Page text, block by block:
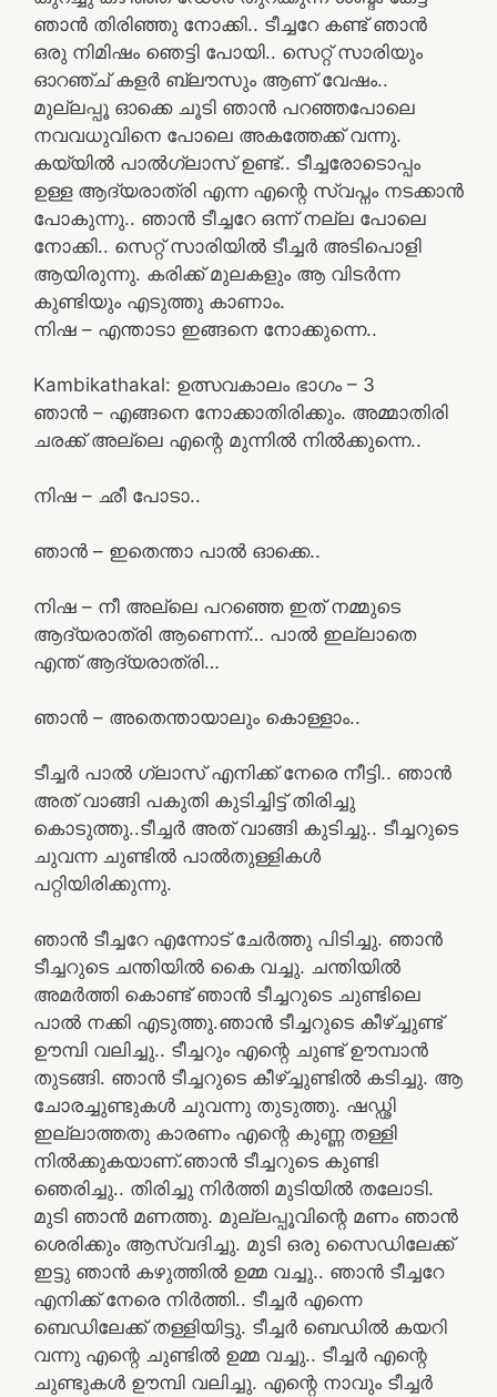
ഞാൻ തിരിഞ്ഞു നോക്കി.. ടീച്ചറേ കണ്ട് ഞാൻ
ഒരു നിമിഷം ഞെട്ടി പോയി.. സെറ്റ് സാരിയും
ഓറഞ്ച് കളർ ബ്ലൗസും ആണ് വേഷം..
മുല്ലപ്പൂ ഓക്കെ ചൂടി ഞാൻ പറഞ്ഞപോലെ
നവവധുവിനെ പോലെ അകത്തേക്ക് വന്നു.
കയ്യിൽ പാൽഗ്ലാസ് ഉണ്ട്.. ടീച്ചരോടൊപ്പം
ഉള്ള ആദ്യരാത്രി എന്ന എന്റെ സ്വപ്നം നടക്കാൻ
പോകുന്നു.. ഞാൻ ടീച്ചറേ ഒന്ന് നല്ല പോലെ
നോക്കി.. സെറ്റ് സാരിയിൽ ടീച്ചർ അടിപൊളി
ആയിരുന്നു. കരിക്ക് മുലകളും ആ വിടർന്ന
കുണ്ടിയും എടുത്തു കാണാം.
നിഷ – എന്താടാ ഇങ്ങനെ നോക്കുന്നെ..
Kambikathakal: ഉത്സവകാലം ഭാഗം – 3
ഞാൻ – എങ്ങനെ നോക്കാതിരിക്കും. അമ്മാതിരി
ചരക്ക് അല്ലെ എന്റെ മുന്നിൽ നിൽക്കുന്നെ..
നിഷ – ഛീ പോടാ..
ഞാൻ – ഇതെന്താ പാൽ ഓക്കെ..
നിഷ – നീ അല്ലെ പറഞ്ഞെ ഇത് നമ്മുടെ
ആദ്യരാത്രി ആണെന്ന്… പാൽ ഇല്ലാതെ
എന്ത് ആദ്യരാത്രി…
ഞാൻ – അതെന്തായാലും കൊള്ളാം..
ടീച്ചർ പാൽ ഗ്ലാസ്‌ എനിക്ക് നേരെ നീട്ടി.. ഞാൻ
അത് വാങ്ങി പകുതി കുടിച്ചിട്ട് തിരിച്ചു
കൊടുത്തു..ടീച്ചർ അത് വാങ്ങി കുടിച്ചു.. ടീച്ചറുടെ
ചുവന്ന ചുണ്ടിൽ പാൽതുള്ളികൾ
പറ്റിയിരിക്കുന്നു.
ഞാൻ ടീച്ചറേ എന്നോട് ചേർത്തു പിടിച്ചു. ഞാൻ
ടീച്ചറുടെ ചന്തിയിൽ കൈ വച്ചു. ചന്തിയിൽ
അമർത്തി കൊണ്ട് ഞാൻ ടീച്ചറുടെ ചുണ്ടിലെ
പാൽ നക്കി എടുത്തു.ഞാൻ ടീച്ചറുടെ കീഴ്ച്ചുണ്ട്
ഊമ്പി വലിച്ചു.. ടീച്ചറും എന്റെ ചുണ്ട് ഊമ്പാൻ
തുടങ്ങി. ഞാൻ ടീച്ചറുടെ കീഴ്ച്ചുണ്ടിൽ കടിച്ചു. ആ
ചോരച്ചുണ്ടുകൾ ചുവന്നു തുടുത്തു. ഷഡ്ഢി
ഇല്ലാത്തതു കാരണം എന്റെ കുണ്ണ തള്ളി
നിൽക്കുകയാണ്.ഞാൻ ടീച്ചറുടെ കുണ്ടി
ഞെരിച്ചു.. തിരിച്ചു നിർത്തി മുടിയിൽ തലോടി.
മുടി ഞാൻ മണത്തു. മുല്ലപ്പൂവിന്റെ മണം ഞാൻ
ശെരിക്കും ആസ്വദിച്ചു. മുടി ഒരു സൈഡിലേക്ക്
ഇട്ടു ഞാൻ കഴുത്തിൽ ഉമ്മ വച്ചു.. ഞാൻ ടീച്ചറേ
എനിക്ക് നേരെ നിർത്തി.. ടീച്ചർ എന്നെ
ബെഡിലേക്ക് തള്ളിയിട്ടു. ടീച്ചർ ബെഡിൽ കയറി
വന്നു എന്റെ ചുണ്ടിൽ ഉമ്മ വച്ചു.. ടീച്ചർ എന്റെ
ചുണ്ടുകൾ ഊമ്പി വലിച്ചു. എന്റെ നാവും ടീച്ചർ